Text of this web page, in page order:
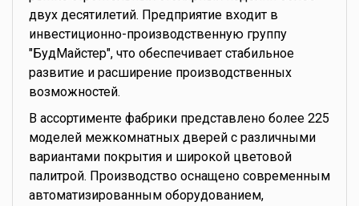
двух десятилетий. Предприятие входит в
инвестиционно-производственную группу
"БудМайстер", что обеспечивает стабильное
развитие и расширение производственных
возможностей.
В ассортименте фабрики представлено более 225
моделей межкомнатных дверей с различными
вариантами покрытия и широкой цветовой
палитрой. Производство оснащено современным
автоматизированным оборудованием,